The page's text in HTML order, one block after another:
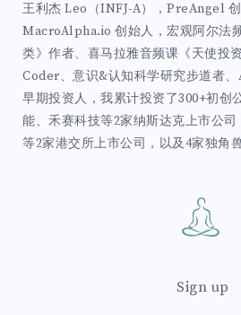
王利杰 Leo（INFJ-A），PreAngel 创
MacroAlpha.io 创始人，宏观阿尔法
类》作者、喜马拉雅音频课《天使投
Coder、意识&认知科学研究步道者
早期投资人，我累计投资了300+初创
能、禾赛科技等2家纳斯达克上市公
等2家港交所上市公司，以及4家独角兽
Sign up